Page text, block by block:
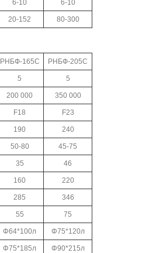
6-10 6-10
20-152 80-300
РНБФ-165С РНБФ-205С
5 5
200 000 350 000
F18 F23
190 240
50-80 45-75
35 46
160 220
285 346
55 75
Φ64*100л Φ75*120л
Φ75*185л Φ90*215л